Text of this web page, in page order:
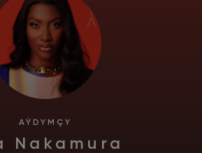
AÝDYMÇY
Nakamura